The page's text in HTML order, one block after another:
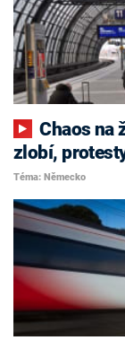
Chaos na železnici v Německu. Místní se
zlobí,
Téma: Německo